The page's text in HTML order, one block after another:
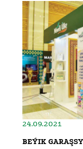
24.09.2021
BEÝIK